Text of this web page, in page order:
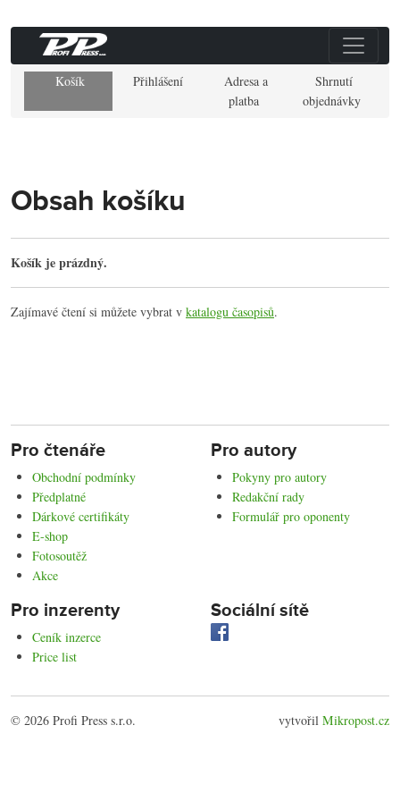
Košík Přihlášení
Adresa a
platba
Shrnutí
objednávky
Obsah košíku
Košík je prázdný.
Zajímavé čtení si můžete vybrat v katalogu časopisů.
Pro čtenáře
Obchodní podmínky
Předplatné
Dárkové certifikáty
E-shop
Fotosoutěž
Akce
Pro autory
Pokyny pro autory
Redakční rady
Formulář pro oponenty
Pro inzerenty
Ceník inzerce
Price list
Sociální sítě
© 2026 Profi Press s.r.o. vytvořil Mikropost.cz